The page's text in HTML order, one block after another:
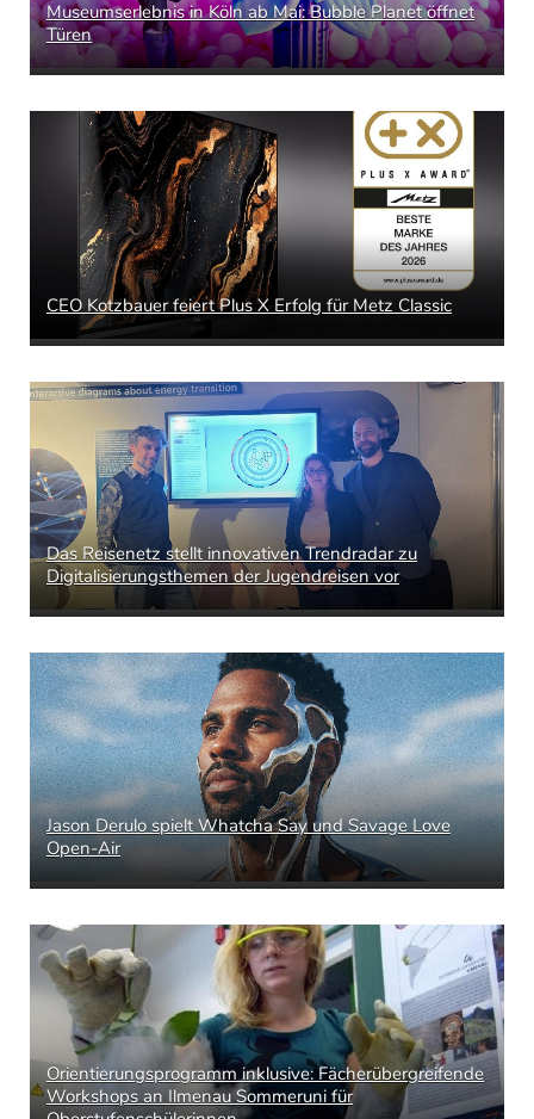
Museumserlebnis in Köln ab Mai: Bubble Planet öffnet
Türen
CEO Kotzbauer feiert Plus X Erfolg für Metz Classic
Das Reisenetz stellt innovativen Trendradar zu
Digitalisierungsthemen der Jugendreisen vor
Jason Derulo spielt Whatcha Say und Savage Love
Open-Air
Orientierungsprogramm inklusive: Fächerübergreifende
Workshops an Ilmenau Sommeruni für